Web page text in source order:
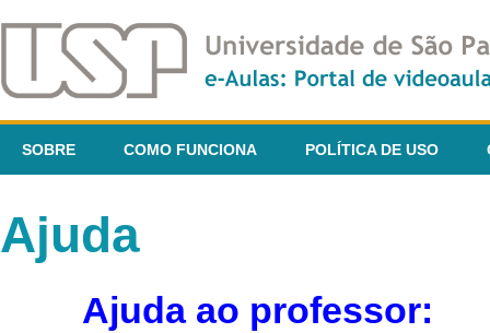
SOBRE COMO FUNCIONA POLÍTICA DE USO
Ajuda
Ajuda ao professor: